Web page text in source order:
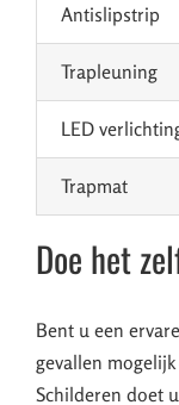
Antislipstrip
Trapleuning
LED
Trapmat
Doe het
Bent u een
gevallen
Schilderen doet